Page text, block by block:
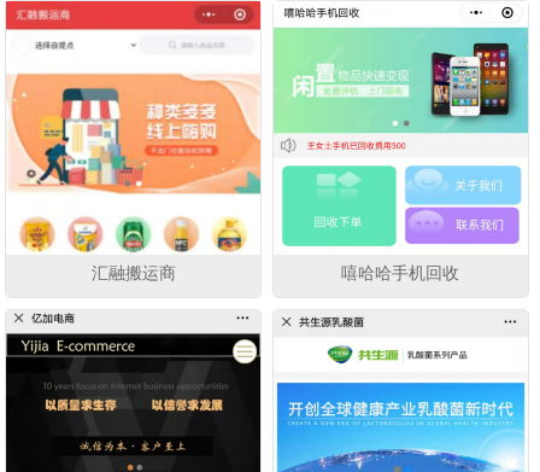
汇融搬运商 嘻哈哈手机回收